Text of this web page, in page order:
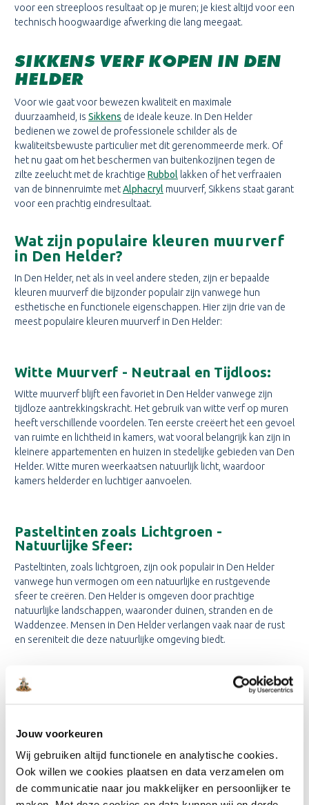
Jouw voorkeuren
Wij gebruiken altijd functionele en analytische cookies.
Ook willen we cookies plaatsen en data verzamelen om
de communicatie naar jou makkelijker en persoonlijker te
voor een streeploos resultaat op je muren; je kiest altijd voor een
technisch hoogwaardige afwerking die lang meegaat.
SIKKENS VERF KOPEN IN DEN
HELDER
Voor wie gaat voor bewezen kwaliteit en maximale
duurzaamheid, is Sikkens de ideale keuze. In Den Helder
bedienen we zowel de professionele schilder als de
kwaliteitsbewuste particulier met dit gerenommeerde merk. Of
het nu gaat om het beschermen van buitenkozijnen tegen de
zilte zeelucht met de krachtige Rubbol lakken of het verfraaien
van de binnenruimte metAlphacryl muurverf, Sikkens staat garant
voor een prachtig eindresultaat.
Wat zijn populaire kleuren muurverf
in Den Helder?
In Den Helder, net als in veel andere steden, zijn er bepaalde
kleuren muurverf die bijzonder populair zijn vanwege hun
esthetische en functionele eigenschappen. Hier zijn drie van de
meest populaire kleuren muurverf in Den Helder:
Witte Muurverf - Neutraal en Tijdloos:
Witte muurverf blijft een favoriet in Den Helder vanwege zijn
tijdloze aantrekkingskracht. Het gebruik van witte verf op muren
heeft verschillende voordelen. Ten eerste creëert het een gevoel
van ruimte en lichtheid in kamers, wat vooral belangrijk kan zijn in
kleinere appartementen en huizen in stedelijke gebieden van Den
Helder. Witte muren weerkaatsen natuurlijk licht, waardoor
kamers helderder en luchtiger aanvoelen.
Pasteltinten zoals Lichtgroen -
Natuurlijke Sfeer:
Pasteltinten, zoals lichtgroen, zijn ook populair in Den Helder
vanwege hun vermogen om een natuurlijke en rustgevende
sfeer te creëren. Den Helder is omgeven door prachtige
natuurlijke landschappen, waaronder duinen, stranden en de
Waddenzee. Mensen in Den Helder verlangen vaak naar de rust
en sereniteit die deze natuurlijke omgeving biedt.
Sigma Kleur van het Jaar Flexa Kleur van
Flexa de "Kleur van het Jaar" uit, die altijd een bron van inspiratie
vormt voor zowel interieurontwerpers als huiseigenaren in Den
Helder. Deze kleuren worden zorgvuldig gekozen om de huidige
trends en de veranderende smaak van mensen weer te geven.